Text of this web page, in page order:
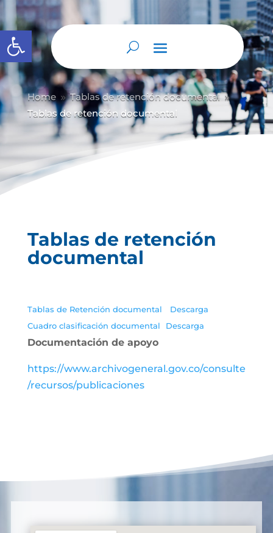
Abrir barra de herramientas
Home 9 Tablas de retención documental 9
Tablas de retención documental
Tablas de retención
documental
Tablas de Retención documental
Descarga
Cuadro clasificación documental
Descarga
Documentación de apoyo
https://www.archivogeneral.gov.co/consulte
/recursos/publicaciones